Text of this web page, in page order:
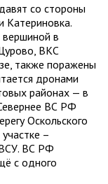
со стороны
Катериновка.
вершиной в
ВКС
также поражены
дронами
районах — в
ВС РФ
Оскольского
–
ВСУ. ВС РФ
с одного